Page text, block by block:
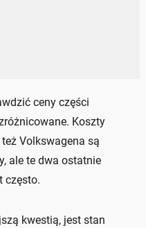
ceny części
Koszty
Volkswagena są
ale te dwa ostatnie
często.
kwestią, jest stan